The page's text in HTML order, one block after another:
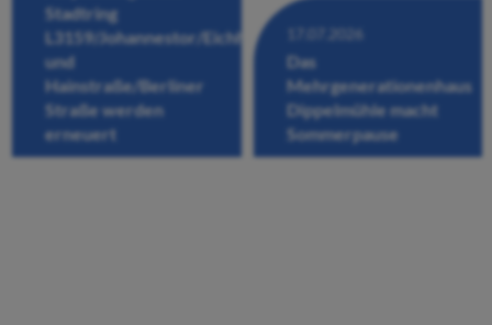
Stadtring
L3159/Johannestor/Eichhofstraße/Fuldastraße
und
Hainstraße/Berliner
Straße werden
erneuert
17.07.2026
Das
Mehrgenerationenhaus
Dippelmühle macht
Sommerpause